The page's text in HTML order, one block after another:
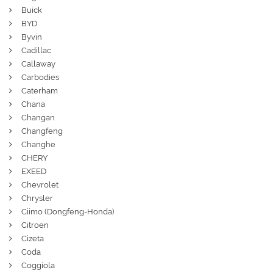
Buick
BYD
Byvin
Cadillac
Callaway
Carbodies
Caterham
Chana
Changan
Changfeng
Changhe
CHERY
EXEED
Chevrolet
Chrysler
Ciimo (Dongfeng-Honda)
Citroen
Cizeta
Coda
Coggiola